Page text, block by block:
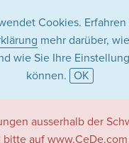
Cookies.
mehr darüber,
wie Sie Ihre
können. OK
ausserhalb der
bitte auf www.CeDe.com